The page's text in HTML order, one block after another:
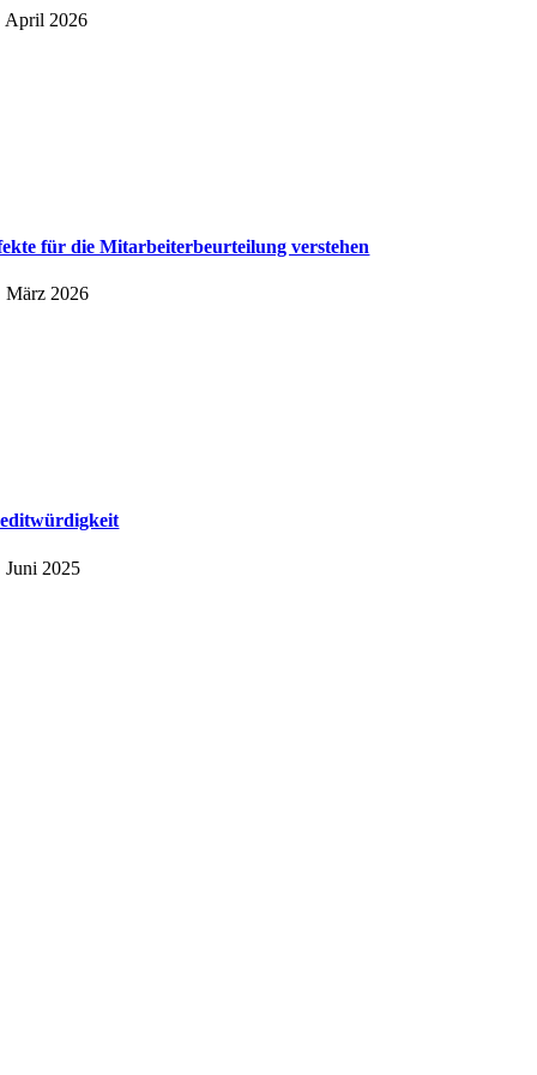
April 2026
für die Mitarbeiter­beurteilung verstehen
März 2026
Juni 2025